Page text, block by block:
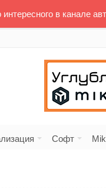
Софт
интересного в канале